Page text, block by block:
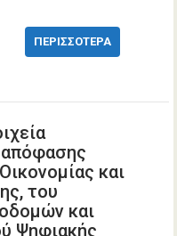
ΠΕΡΙΣΣΌΤΕΡΑ
απόφασης
και
του
και
Ψηφιακής